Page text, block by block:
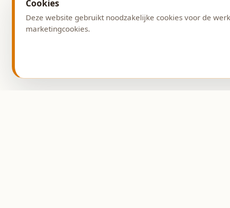
Cookies
Deze website gebruikt noodzakelijke cookies voor de
marketingcookies.